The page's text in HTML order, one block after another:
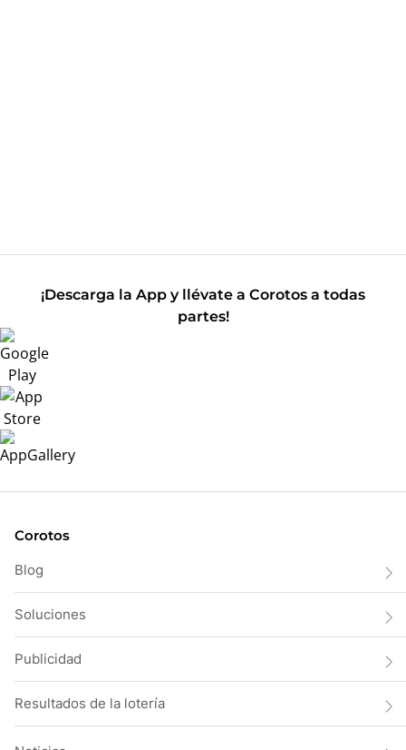
¡Descarga la App y llévate a Corotos a todas
partes!
Corotos
Blog
Soluciones
Publicidad
Resultados de la lotería